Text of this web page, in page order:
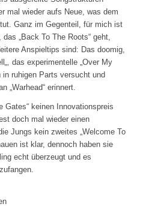
mal wieder aufs Neue, was dem
Ganz im Gegenteil, für mich ist
„Back To The Roots“ geht,
Anspieltips sind: Das doomig,
„, das experimentelle „Over My
ruhigen Parts versucht und
„Warhead“ erinnert.
Gates“ keinen Innovationspreis
doch mal wieder einen
Jungs kein zweites „Welcome To
ist klar, dennoch haben sie
echt überzeugt und es